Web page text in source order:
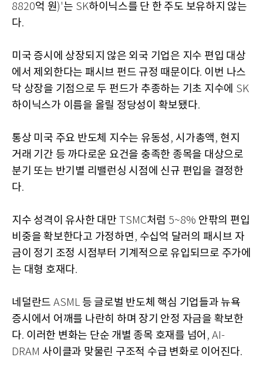
8820억 원)'는 SK하이닉스를 단 한 주도 보유하지 않는
다.
미국 증시에 상장되지 않은 외국 기업은 지수 편입 대상
에서 제외한다는 패시브 펀드 규정 때문이다. 이번 나스
닥 상장을 기점으로 두 펀드가 추종하는 기초 지수에 SK
하이닉스가 이름을 올릴 정당성이 확보됐다.
통상 미국 주요 반도체 지수는 유동성, 시가총액, 현지
거래 기간 등 까다로운 요건을 충족한 종목을 대상으로
분기 또는 반기별 리밸런싱 시점에 신규 편입을 결정한
다.
지수 성격이 유사한 대만 TSMC처럼 5~8% 안팎의 편입
비중을 확보한다고 가정하면, 수십억 달러의 패시브 자
금이 정기 조정 시점부터 기계적으로 유입되므로 주가에
는 대형 호재다.
네덜란드 ASML 등 글로벌 반도체 핵심 기업들과 뉴욕
증시에서 어깨를 나란히 하며 장기 안정 자금을 확보한
다. 이러한 변화는 단순 개별 종목 호재를 넘어 , AI-
DRAM 사이클과 맞물린 구조적 수급 변화로 이어진다.